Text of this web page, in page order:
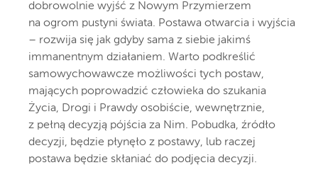
dobrowolnie wyjść z Nowym Przymierzem
na ogrom pustyni świata. Postawa otwarcia i wyjścia
– rozwija się jak gdyby sama z siebie jakimś
immanentnym działaniem. Warto podkreślić
samowychowawcze możliwości tych postaw,
mających poprowadzić człowieka do szukania
Życia, Drogi i Prawdy osobiście, wewnętrznie,
z pełną decyzją pójścia za Nim. Pobudka, źródło
decyzji, będzie płynęło z postawy, lub raczej
postawa będzie skłaniać do podjęcia decyzji.